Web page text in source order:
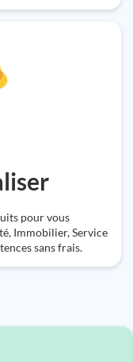
pour vous
Immobilier, Service
sans frais.